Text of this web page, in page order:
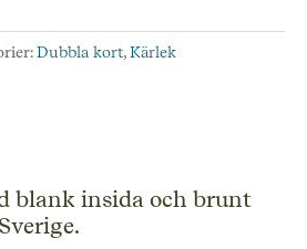
Dubbla kort,Kärlek
blank insida och brunt